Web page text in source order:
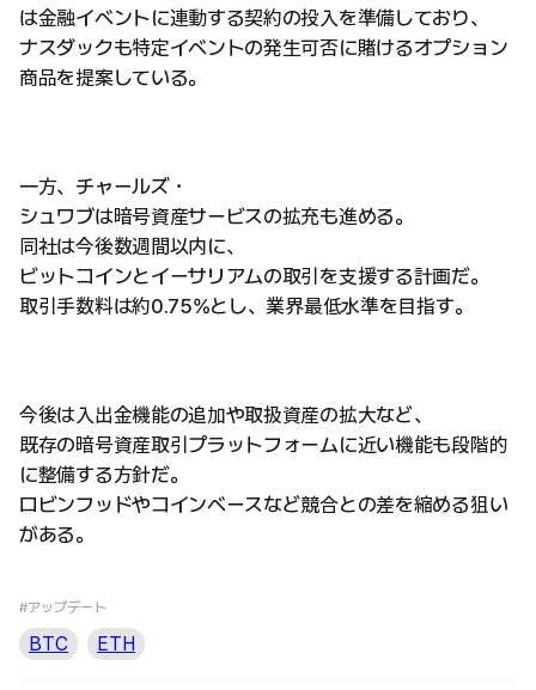
は金融イベントに連動する契約の投入を準備しており、
ナスダックも特定イベントの発生可否に賭けるオプション
商品を提案している。
一方、チャールズ・
シュワブは暗号資産サービスの拡充も進める。
同社は今後数週間以内に、
ビットコインとイーサリアムの取引を支援する計画だ。
取引手数料は約0.75%とし、業界最低水準を目指す。
今後は入出金機能の追加や取扱資産の拡大など、
既存の暗号資産取引プラットフォームに近い機能も段階的
に整備する方針だ。
ロビンフッドやコインベースなど競合との差を縮める狙い
がある。
#アップデート
BTC ETH